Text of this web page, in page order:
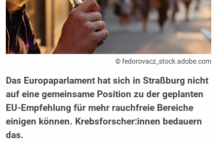
© fedorovacz_stock.adobe.com
Das Europaparlament hat sich in Straßburg nicht
auf eine gemeinsame Position zu der geplanten
EU-Empfehlung für mehr rauchfreie Bereiche
einigen können. Krebsforscher:innen bedauern
das.